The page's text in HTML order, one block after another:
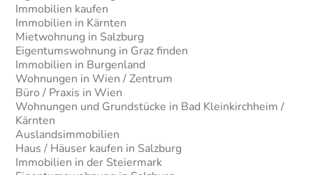
Immobilien kaufen
Immobilien in Kärnten
Mietwohnung in Salzburg
Eigentumswohnung in Graz finden
Immobilien in Burgenland
Wohnungen in Wien / Zentrum
Büro / Praxis in Wien
Wohnungen und Grundstücke in Bad Kleinkirchheim /
Kärnten
Auslandsimmobilien
Haus / Häuser kaufen in Salzburg
Immobilien in der Steiermark